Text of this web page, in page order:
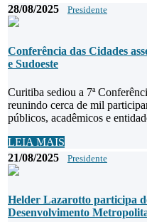
28/08/2025
Presidente
Conferência das Cidades
e Sudoeste
Curitiba sediou a 7ª
reunindo cerca de mil
públicos, acadêmicos e
LEIA MAIS
21/08/2025
Presidente
Helder Lazarotto participa
Desenvolvimento